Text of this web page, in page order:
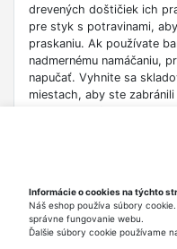
drevených doštičiek ich
pre styk s potravinami,
praskaniu. Ak používate
nadmernému namáčaniu,
napučať. Vyhnite sa
miestach, aby ste
používaní. Venujte
drážku, ktorá zabraňuje
obzvlášť opatrní, pretože
krájacia doštička je
konkrétne druhy potravín
Informácie o cookies na týchto
Náš eshop používa súbory
správne fungovanie webu.
Ďalšie súbory cookie používame